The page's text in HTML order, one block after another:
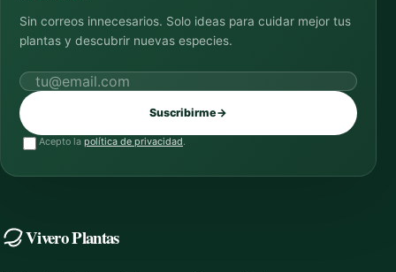
Sin correos innecesarios. Solo ideas para cuidar mejor tus
plantas y descubrir nuevas especies.
Correo electrónico
Suscribirme→
Acepto la política de privacidad.
Vivero Plantas